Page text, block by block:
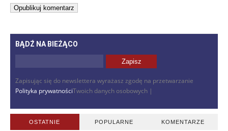
BĄDŹ NA BIEŻĄCO
Zapisując się do newslettera wyrażasz zgodę na przetwarzanie
Twoich danych osobowych |
Polityka prywatności
OSTATNIE POPULARNE KOMENTARZE